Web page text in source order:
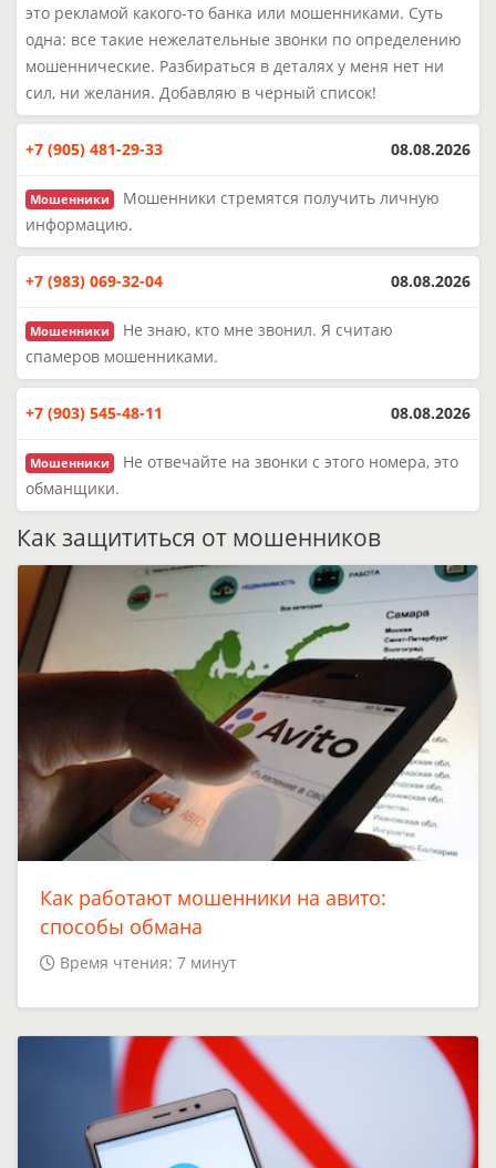
это рекламой какого-то банка или мошенниками. Суть
одна: все такие нежелательные звонки по определению
мошеннические. Разбираться в деталях у меня нет ни
сил, ни желания. Добавляю в черный список!
+7 (905) 481-29-33 08.08.2026
Мошенники
Мошенники стремятся получить личную
информацию.
+7 (983) 069-32-04 08.08.2026
Мошенники
Не знаю, кто мне звонил. Я считаю
спамеров мошенниками.
+7 (903) 545-48-11 08.08.2026
Мошенники
Не отвечайте на звонки с этого номера, это
обманщики.
Как защититься от мошенников
Как работают мошенники на авито:
способы обмана
Время чтения: 7 минут